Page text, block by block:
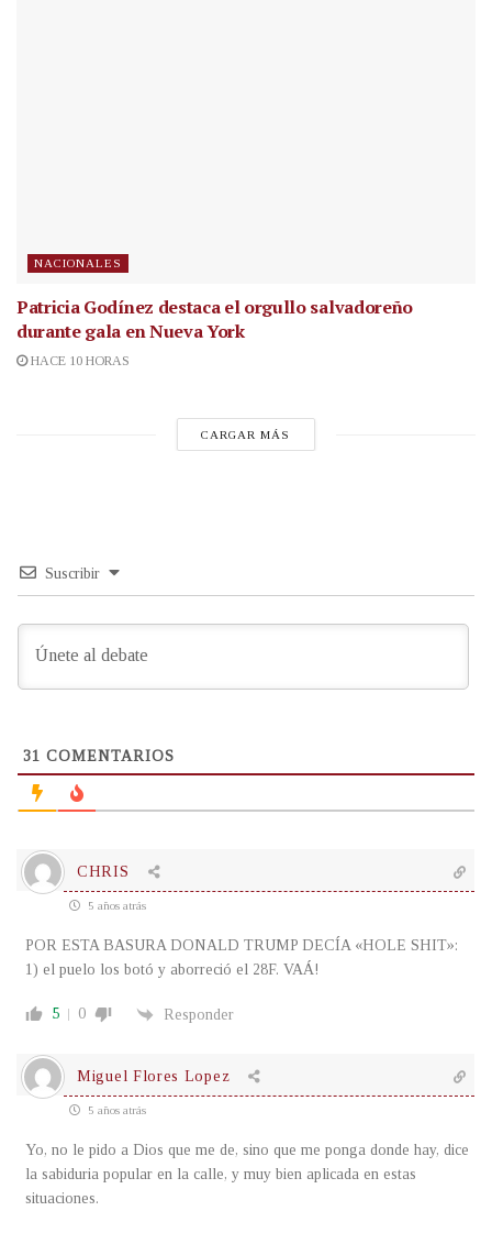
NACIONALES
Patricia Godínez destaca el orgullo salvadoreño
durante gala en Nueva York
HACE 10 HORAS
CARGAR MÁS
Suscribir
31 COMENTARIOS
CHRIS
5 años atrás
POR ESTA BASURA DONALD TRUMP DECÍA «HOLE SHIT»:
1) el puelo los botó y aborreció el 28F. VAÁ!
5 0 Responder
Miguel Flores Lopez
5 años atrás
Yo, no le pido a Dios que me de, sino que me ponga donde hay, dice
la sabiduria popular en la calle, y muy bien aplicada en estas
situaciones.